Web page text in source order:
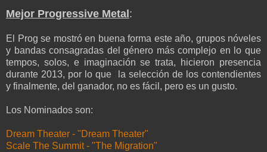
Mejor Progressive Metal :
El Prog se mostró en buena forma este año, grupos nóveles
y bandas consagradas del género más complejo en lo que
tempos, solos, e imaginación se trata, hicieron presencia
durante 2013, por lo que la selección de los contendientes
y finalmente, del ganador, no es fácil, pero es un gusto.
Los Nominados son:
Dream Theater - "Dream Theater"
Scale The Summit - "The Migration"